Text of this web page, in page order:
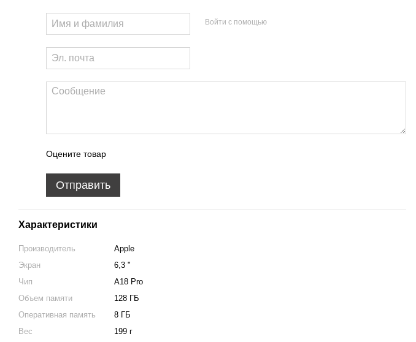
Войти с помощью
Оцените товар
Отправить
Характеристики
Производитель
Apple
Экран
6,3 "
Чип
A18 Pro
Объем памяти
128 ГБ
Оперативная память
8 ГБ
Вес
199 г